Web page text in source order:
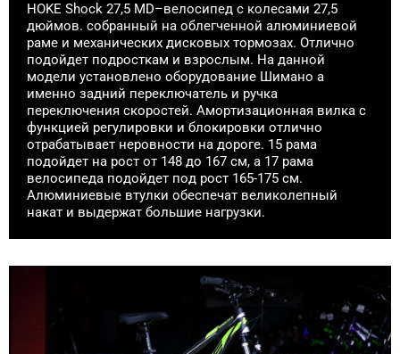
HOKE Shock 27,5 MD–велосипед с колесами 27,5
дюймов. собранный на облегченной алюминиевой
раме и механических дисковых тормозах. Отлично
подойдет подросткам и взрослым. На данной
модели установлено оборудование Шимано а
именно задний переключатель и ручка
переключения скоростей. Амортизационная вилка с
функцией регулировки и блокировки отлично
отрабатывает неровности на дороге. 15 рама
подойдет на рост от 148 до 167 см, а 17 рама
велосипеда подойдет под рост 165-175 см.
Алюминиевые втулки обеспечат великолепный
накат и выдержат большие нагрузки.